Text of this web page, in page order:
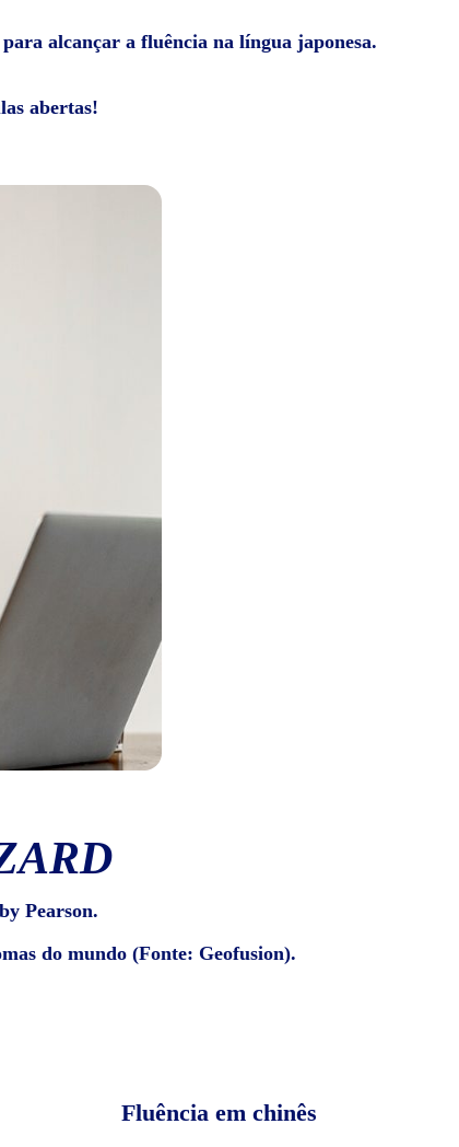
alcançar a fluência na língua japonesa.
abertas!
Pearson.
do mundo (Fonte: Geofusion).
Fluência em chinês